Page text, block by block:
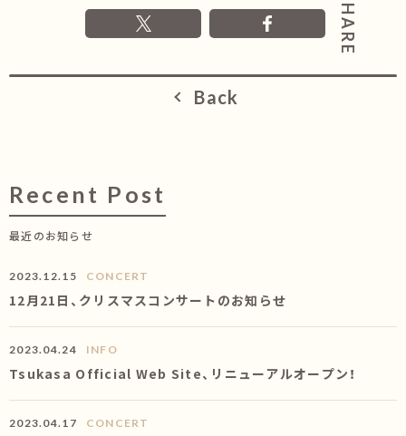
Back
Recent Post
最近のお知らせ
2023.12.15 CONCERT
12月21日、クリスマスコンサートのお知らせ
2023.04.24 INFO
Tsukasa Official Web Site、リニューアルオープン！
2023.04.17 CONCERT